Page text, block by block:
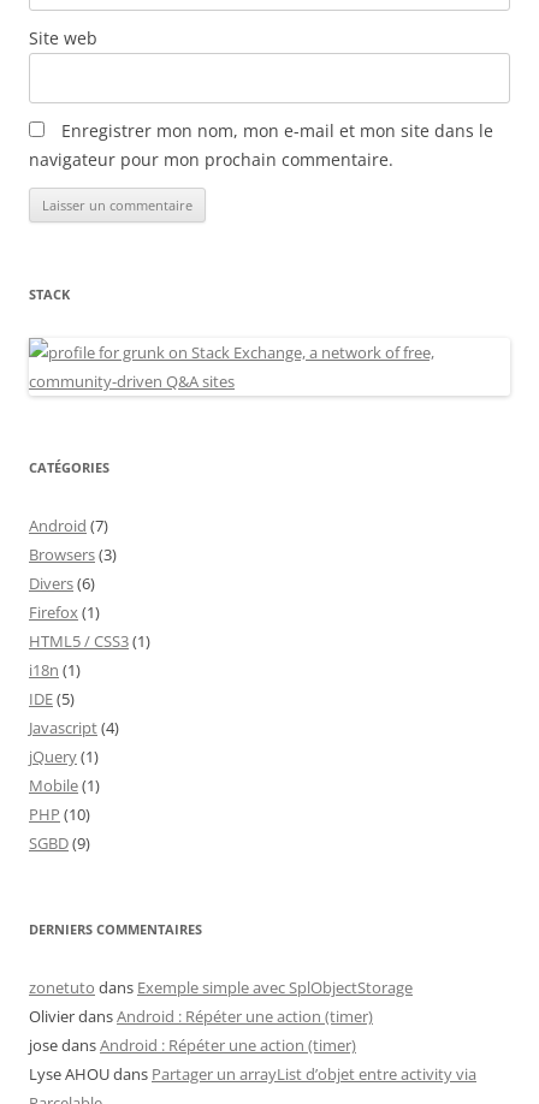
Site web
Enregistrer mon nom, mon e-mail et mon site dans le
navigateur pour mon prochain commentaire.
STACK
CATÉGORIES
Android (7)
Browsers(3)
Divers(6)
Firefox(1)
HTML5 / CSS3(1)
i18n (1)
IDE(5)
Javascript(4)
jQuery(1)
Mobile(1)
PHP (10)
SGBD(9)
DERNIERS COMMENTAIRES
zonetuto dans Exemple simple avec SplObjectStorage
OlivierdansAndroid : Répéter une action (timer)
josedansAndroid : Répéter une action (timer)
Lyse AHOUdans Partager un arrayList d’objet entre activity via